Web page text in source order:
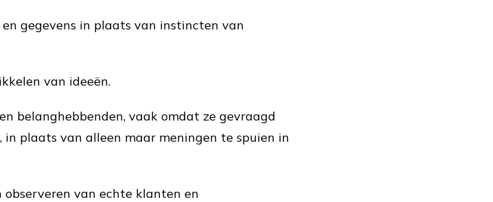
gegevens in plaats van instincten van
van ideeën.
belanghebbenden, vaak omdat ze gevraagd
plaats van alleen maar meningen te spuien in
van echte klanten en